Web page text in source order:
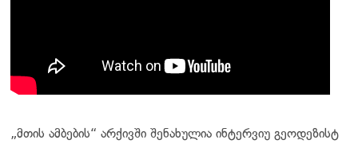
„მთის ამბების“ არქივში შენახულია ინტერვიუ გეოდეზისტ